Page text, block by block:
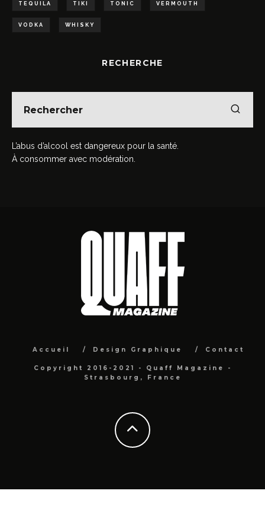
TEQUILA TIKI TONIC VERMOUTH
VODKA WHISKY
RECHERCHE
L’abus d’alcool est dangereux pour la santé.
À consommer avec modération.
Accueil Design Graphique Contact
Copyright 2016-2021 - Quaff Magazine -
Strasbourg, France